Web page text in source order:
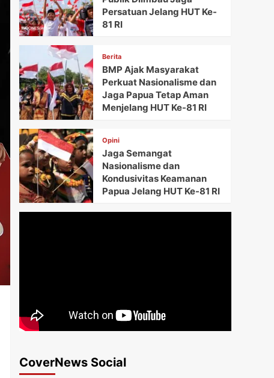
Persatuan Jelang HUT Ke-
81 RI
Berita
BMP Ajak Masyarakat
Perkuat Nasionalisme dan
Jaga Papua Tetap Aman
Menjelang HUT Ke-81 RI
Opini
Jaga Semangat
Nasionalisme dan
Kondusivitas Keamanan
Papua Jelang HUT Ke-81 RI
CoverNews Social